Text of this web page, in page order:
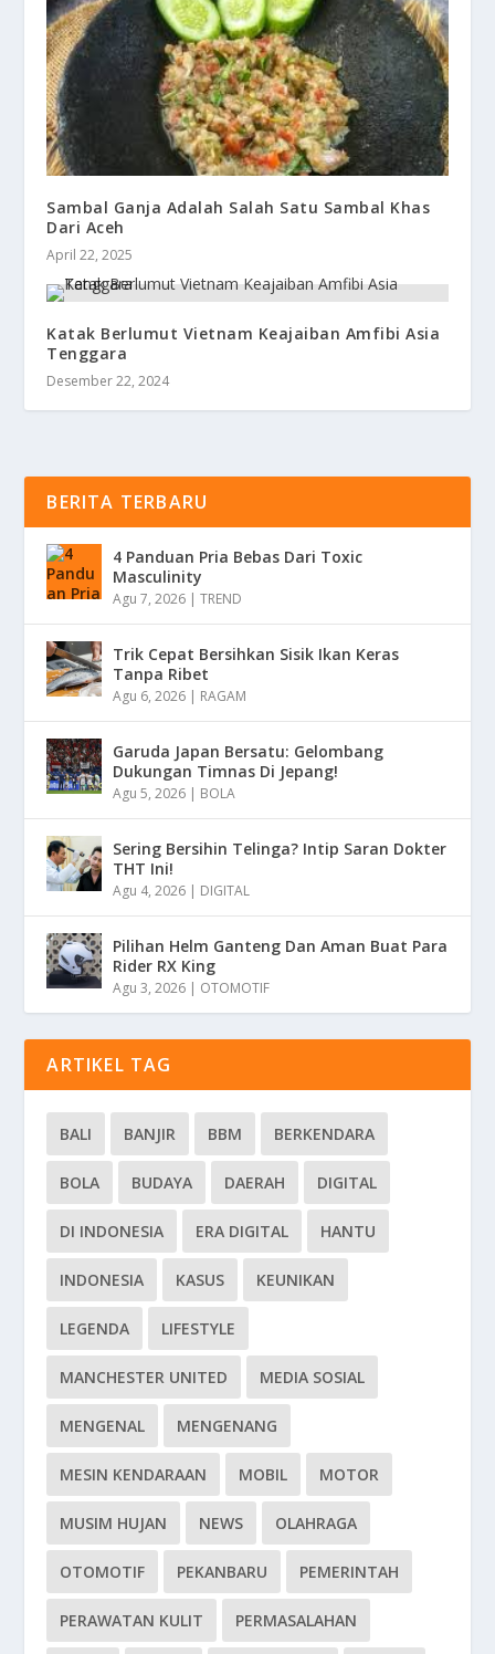
Sambal Ganja Adalah Salah Satu Sambal Khas
Dari Aceh
April 22, 2025
Katak Berlumut Vietnam Keajaiban Amfibi Asia
Tenggara
Desember 22, 2024
BERITA TERBARU
4 Panduan Pria Bebas Dari Toxic
Masculinity
Agu 7, 2026 |TREND
Trik Cepat Bersihkan Sisik Ikan Keras
Tanpa Ribet
Agu 6, 2026 | RAGAM
Garuda Japan Bersatu: Gelombang
Dukungan Timnas Di Jepang!
Agu 5, 2026 | BOLA
Sering Bersihin Telinga? Intip Saran Dokter
THT Ini!
Agu 4, 2026 | DIGITAL
Pilihan Helm Ganteng Dan Aman Buat Para
Rider RX King
Agu 3, 2026 | OTOMOTIF
ARTIKEL TAG
BALI BANJIR BBM BERKENDARA
BOLA BUDAYA DAERAH DIGITAL
DI INDONESIA ERA DIGITAL HANTU
INDONESIA KASUS KEUNIKAN
LEGENDA LIFESTYLE
MANCHESTER UNITED MEDIA SOSIAL
MENGENAL MENGENANG
MESIN KENDARAAN MOBIL MOTOR
MUSIM HUJAN NEWS OLAHRAGA
OTOMOTIF PEKANBARU PEMERINTAH
PERAWATAN KULIT PERMASALAHAN